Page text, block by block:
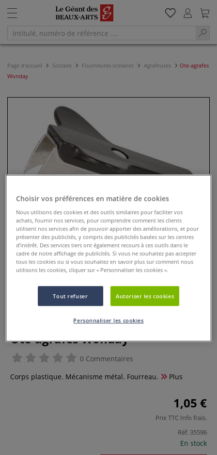
Page d'accueil Scolaire Fournitures scolaires Agrafeuses
Ote-agrafes
Wonday
Ote-agrafes Wonday
0 Commentaires
Corps plastique. Mécanisme métal. Fourreau.
Plus
1,05 €
Prix TTC Info frais.
Réf. 35596
En stock
Choisir vos préférences en matière de cookies
Nous utilisons des cookies et des outils similaires pour faciliter vos
achats, fournir nos services, pour comprendre comment les clients
utilisent nos services afin de pouvoir apporter des améliorations, et pour
présenter des publicités, y compris des publicités basées sur les centres
d’intérêt. Des services tiers ont également recours à ces outils dans le
cadre de notre affichage de publicités. Si vous ne souhaitez pas accepter
tous les cookies ou si vous souhaitez en savoir plus sur comment nous
utilisons les cookies, cliquer sur « Personnaliser les cookies ».
Tout refuser Autoriser les cookies
Personnaliser les cookies